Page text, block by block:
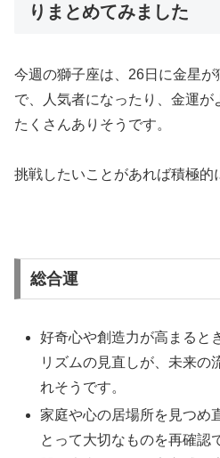
りまとめてみました
今週の獅子座は、26日に金星
で、人気者になったり、金運
たくさんありそうです。
挑戦したいことがあれば積極的
総合運
好奇心や創造力が高まると
リズムの見直しが、未来の
れそうです。
家庭や心の居場所を見つめ
とって大切なものを再確認